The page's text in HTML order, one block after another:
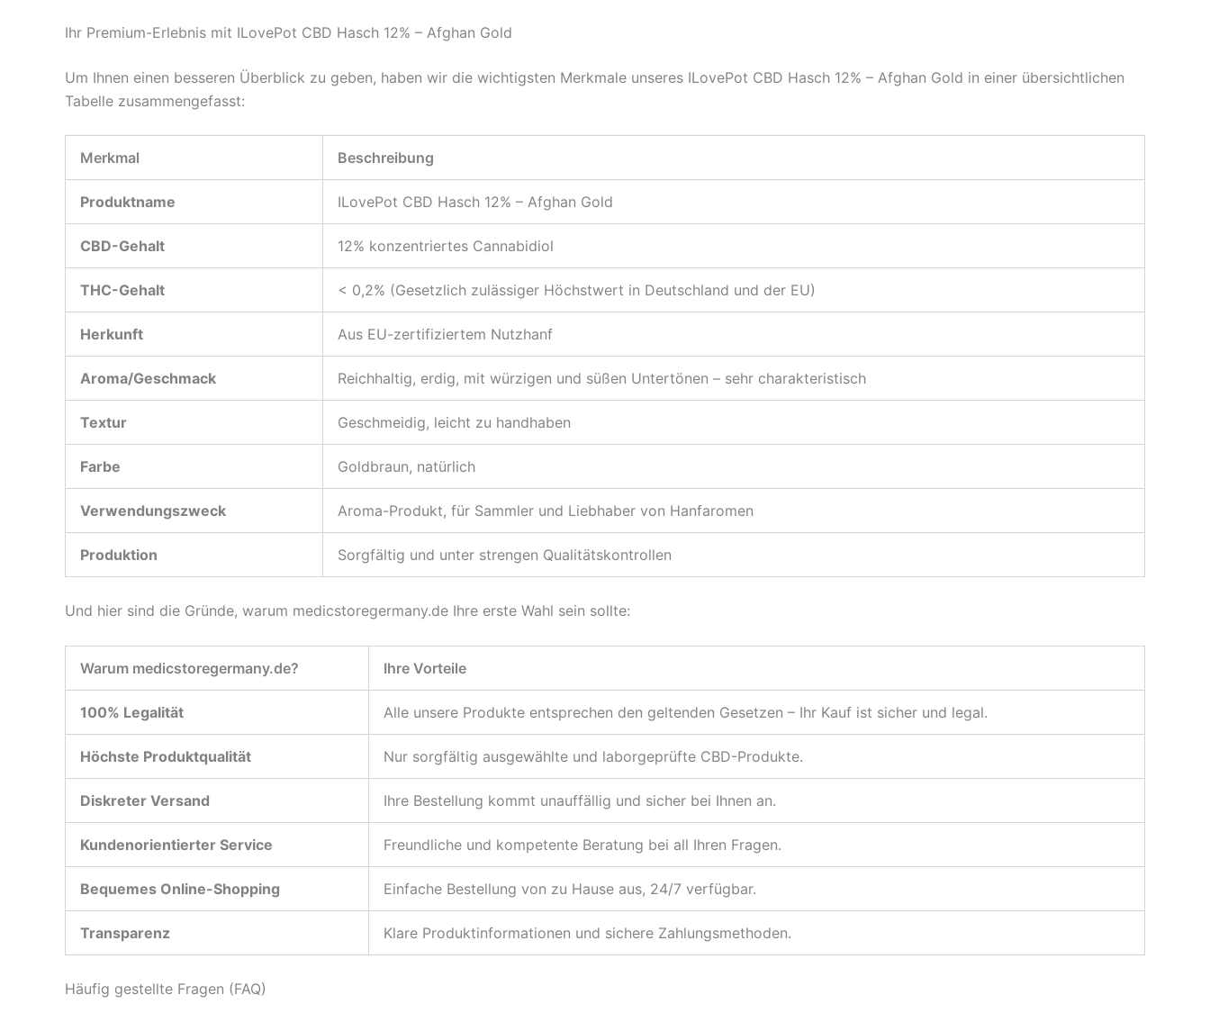
Ihr Premium-Erlebnis mit ILovePot CBD Hasch 12% – Afghan Gold
Um Ihnen einen besseren Überblick zu geben, haben wir die wichtigsten Merkmale unseres ILovePot CBD Hasch 12% – Afghan Gold in einer übersichtlichen
Tabelle zusammengefasst:
Merkmal Beschreibung
Produktname ILovePot CBD Hasch 12% – Afghan Gold
CBD-Gehalt 12% konzentriertes Cannabidiol
THC-Gehalt < 0,2% (Gesetzlich zulässiger Höchstwert in Deutschland und der EU)
Herkunft Aus EU-zertifiziertem Nutzhanf
Aroma/Geschmack Reichhaltig, erdig, mit würzigen und süßen Untertönen – sehr charakteristisch
Textur Geschmeidig, leicht zu handhaben
Farbe Goldbraun, natürlich
Verwendungszweck Aroma-Produkt, für Sammler und Liebhaber von Hanfaromen
Produktion Sorgfältig und unter strengen Qualitätskontrollen
Und hier sind die Gründe, warum medicstoregermany.de Ihre erste Wahl sein sollte:
Warum medicstoregermany.de? Ihre Vorteile
100% Legalität Alle unsere Produkte entsprechen den geltenden Gesetzen – Ihr Kauf ist sicher und legal.
Höchste Produktqualität Nur sorgfältig ausgewählte und laborgeprüfte CBD-Produkte.
Diskreter Versand Ihre Bestellung kommt unauffällig und sicher bei Ihnen an.
Kundenorientierter Service Freundliche und kompetente Beratung bei all Ihren Fragen.
Bequemes Online-Shopping Einfache Bestellung von zu Hause aus, 24/7 verfügbar.
Transparenz Klare Produktinformationen und sichere Zahlungsmethoden.
Häufig gestellte Fragen (FAQ)